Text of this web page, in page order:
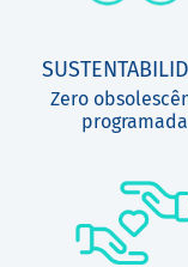
Zero
programada